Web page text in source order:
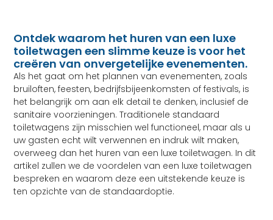
Ontdek waarom het huren van een luxe
toiletwagen een slimme keuze is voor het
creëren van onvergetelijke evenementen.
Als het gaat om het plannen van evenementen, zoals
bruiloften, feesten, bedrijfsbijeenkomsten of festivals, is
het belangrijk om aan elk detail te denken, inclusief de
sanitaire voorzieningen. Traditionele standaard
toiletwagens zijn misschien wel functioneel, maar als u
uw gasten echt wilt verwennen en indruk wilt maken,
overweeg dan het huren van een luxe toiletwagen. In dit
artikel zullen we de voordelen van een luxe toiletwagen
bespreken en waarom deze een uitstekende keuze is
ten opzichte van de standaardoptie.